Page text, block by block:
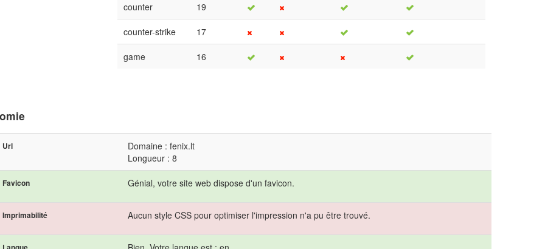
counter 19
counter-strike 17
game 16
Url
Domaine : fenix.lt
Longueur : 8
Favicon Génial, votre site web dispose d'un favicon.
Imprimabilité Aucun style CSS pour optimiser l'impression n'a pu être trouvé.